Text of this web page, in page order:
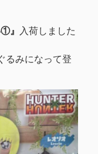
』
入荷しました
るみになって登